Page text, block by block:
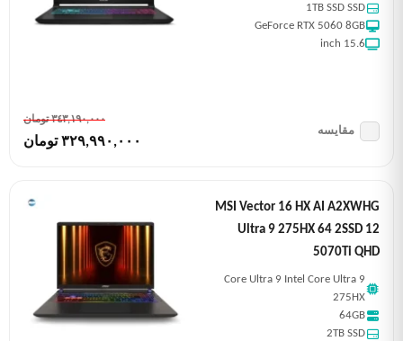
1TB SSD SSD
GeForce RTX 5060 8GB
15.6 inch
٣٤٣,١٩٠,٠٠٠ تومان
٣٢٩,٩٩٠,٠٠٠ تومان
مقایسه
MSI Vector 16 HX AI A2XWHG
Ultra 9 275HX 64 2SSD 12
5070Ti QHD
Core Ultra 9 Intel Core Ultra 9
275HX
64GB
2TB SSD